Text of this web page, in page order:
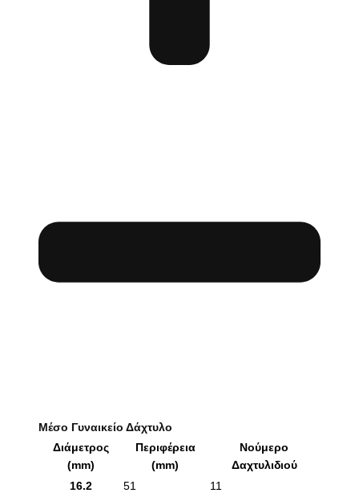
Μέσο Γυναικείο Δάχτυλο
Διάμετρος
(mm)
Περιφέρεια
(mm)
Νούμερο
Δαχτυλιδιού
16.2
51
11